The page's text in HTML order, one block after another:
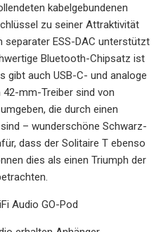
kabelgebundenen
zu seiner Attraktivität
separater ESS-DAC unterstützt
Bluetooth-Chipsatz ist
gibt auch USB-C- und analoge
mm-Treiber sind von
die durch einen
– wunderschöne Schwarz-
dass der Solitaire T ebenso
dies als einen Triumph der
iFi Audio GO-Pod